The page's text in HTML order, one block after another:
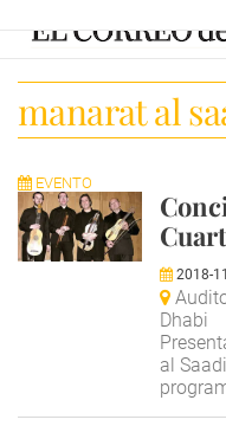
manarat al
EVENTO
2018-
Dhabi
al